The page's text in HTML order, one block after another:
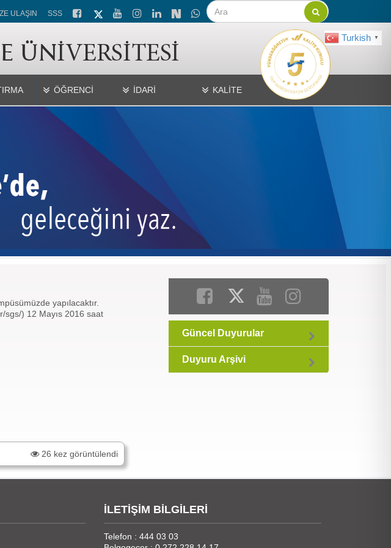
Turkish ▼
ULAŞIN SSS
ÖĞRENCİ İDARİ KALİTE
yapılacaktır.
sgs/) 12 Mayıs 2016 saat
26 kez görüntülendi
Güncel Duyurular
Duyuru Arşivi
İLETİŞİM BİLGİLERİ
Telefon : 444 03 03